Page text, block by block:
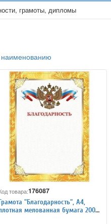
грамоты, дипломы
товара:176087
"Благодарность", А4,
мелованная бумага 200